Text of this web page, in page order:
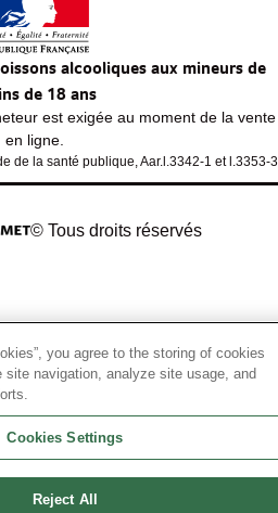
alcooliques aux mineurs de
de 18 ans
est exigée au moment de la vente
en ligne.
de la santé publique, Aar.l.3342-1 et l.3353-3
© Tous droits réservés
you agree to the storing of cookies
site navigation, analyze site usage, and
Cookies Settings
Reject All